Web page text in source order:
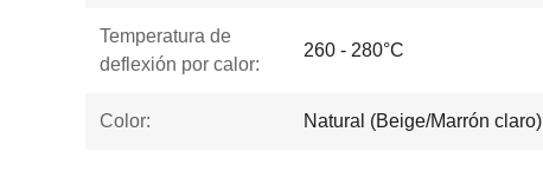
Temperatura de
deflexión por calor:
260 - 280°C
Color: Natural (Beige/Marrón claro)